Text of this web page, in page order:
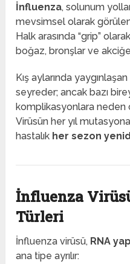
İnfluenza, solunum
mevsimsel olarak
Halk arasında “grip”
boğaz, bronşlar ve
Kış aylarında
seyreder; ancak bazı
komplikasyonlara neden
Virüsün her yıl
hastalık her sezon
İnfluenza
Türleri
İnfluenza virüsü, RNA
ana tipe ayrılır: